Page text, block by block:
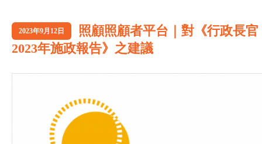
2023年9月12日
照顧照顧者平台｜對《行政長官
2023年施政報告》之建議